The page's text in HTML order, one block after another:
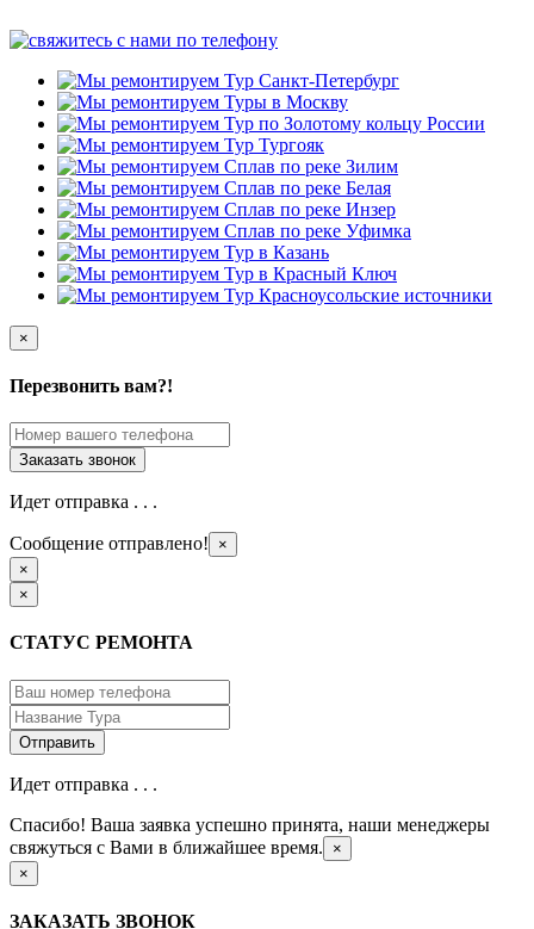
×
Перезвонить вам?!
Идет отправка . . .
Сообщение отправлено!
×
×
×
СТАТУС РЕМОНТА
Идет отправка . . .
Спасибо! Ваша заявка успешно принята, наши менеджеры
свяжуться с Вами в ближайшее время.
×
×
ЗАКАЗАТЬ ЗВОНОК